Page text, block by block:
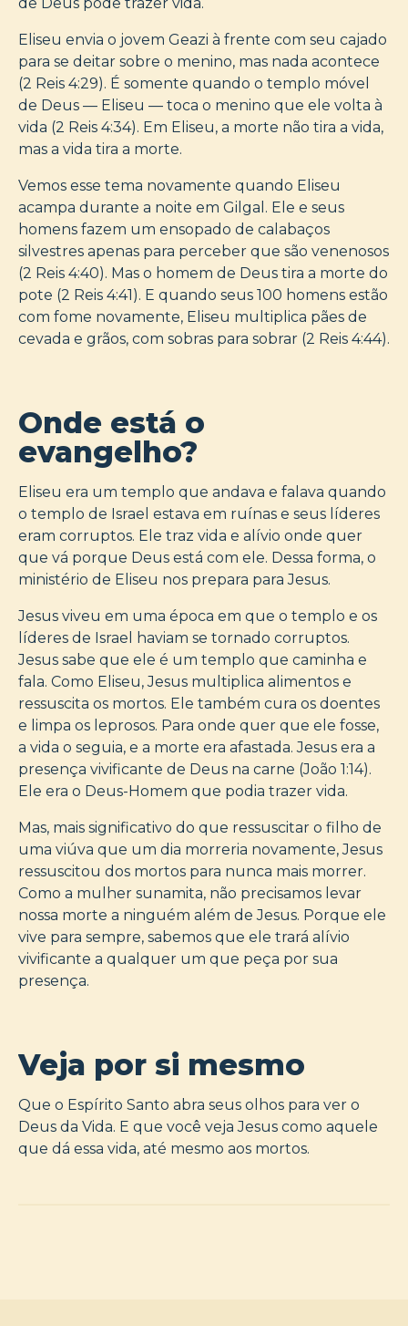
Eliseu envia o jovem Geazi à frente com seu cajado
para se deitar sobre o menino, mas nada acontece
(2 Reis 4:29). É somente quando o templo móvel
de Deus — Eliseu — toca o menino que ele volta à
vida (2 Reis 4:34). Em Eliseu, a morte não tira a vida,
mas a vida tira a morte.
Vemos esse tema novamente quando Eliseu
acampa durante a noite em Gilgal. Ele e seus
homens fazem um ensopado de calabaços
silvestres apenas para perceber que são venenosos
(2 Reis 4:40). Mas o homem de Deus tira a morte do
pote (2 Reis 4:41). E quando seus 100 homens estão
com fome novamente, Eliseu multiplica pães de
cevada e grãos, com sobras para sobrar (2 Reis 4:44).
Onde está o
evangelho?
Eliseu era um templo que andava e falava quando
o templo de Israel estava em ruínas e seus líderes
eram corruptos. Ele traz vida e alívio onde quer
que vá porque Deus está com ele. Dessa forma, o
ministério de Eliseu nos prepara para Jesus.
Jesus viveu em uma época em que o templo e os
líderes de Israel haviam se tornado corruptos.
Jesus sabe que ele é um templo que caminha e
fala. Como Eliseu, Jesus multiplica alimentos e
ressuscita os mortos. Ele também cura os doentes
e limpa os leprosos. Para onde quer que ele fosse,
a vida o seguia, e a morte era afastada. Jesus era a
presença vivificante de Deus na carne (João 1:14).
Ele era o Deus-Homem que podia trazer vida.
Mas, mais significativo do que ressuscitar o filho de
uma viúva que um dia morreria novamente, Jesus
ressuscitou dos mortos para nunca mais morrer.
Como a mulher sunamita, não precisamos levar
nossa morte a ninguém além de Jesus. Porque ele
vive para sempre, sabemos que ele trará alívio
vivificante a qualquer um que peça por sua
presença.
Veja por si mesmo
Que o Espírito Santo abra seus olhos para ver o
Deus da Vida. E que você veja Jesus como aquele
que dá essa vida, até mesmo aos mortos.